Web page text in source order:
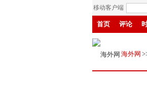
移动客户端
首页 评论
招商
海外网